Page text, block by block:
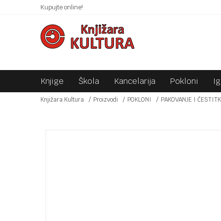
Kupujte online!SIGURNO PLAĆANJE PLATNIM KARTICAMA!
Knjige Škola Kancelarija Pokloni
Knjižara Kultura Proizvodi POKLONI PAKOVANJE I